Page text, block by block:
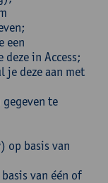
een
in Access;
je deze aan met
te
op basis van
van één of